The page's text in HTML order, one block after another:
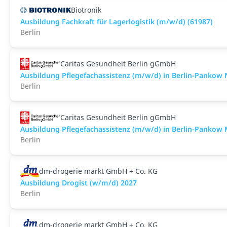
Biotronik
Ausbildung Fachkraft für Lagerlogistik (m/w/d) (61987)
Berlin
Caritas Gesundheit Berlin gGmbH
Ausbildung Pflegefachassistenz (m/w/d) in Berlin-Pankow
Berlin
Caritas Gesundheit Berlin gGmbH
Ausbildung Pflegefachassistenz (m/w/d) in Berlin-Pankow
Berlin
dm-drogerie markt GmbH + Co. KG
Ausbildung Drogist (w/m/d) 2027
Berlin
dm-drogerie markt GmbH + Co. KG